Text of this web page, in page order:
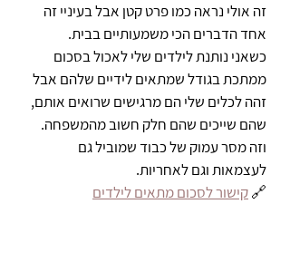
זה אולי נראה כמו פרט קטן אבל בעיניי זה
אחד הדברים הכי משמעותיים בבית.
כשאני נותנת לילדים שלי לאכול בסכום
ממתכת בגודל שמתאים לידיים שלהם אבל
זהה לכלים שלי הם מרגישים שרואים אותם,
שהם שייכים שהם חלק חשוב מהמשפחה.
וזה מסר עמוק של כבוד שמוביל גם
לעצמאות וגם לאחריות.
🔗 קישור לסכום מתאים לילדים